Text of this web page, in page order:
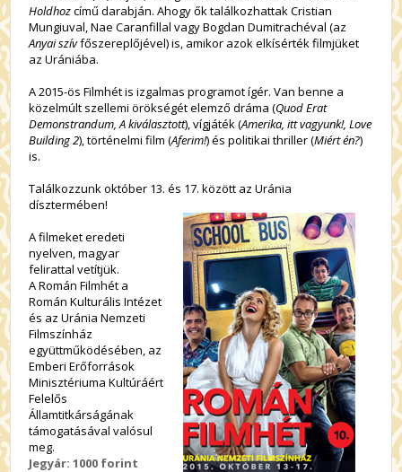
Holdhozcímű darabján. Ahogy ők találkozhattak Cristian
Mungiuval, Nae Caranfillal vagy Bogdan Dumitrachéval (az
Anyai szívfőszereplőjével) is, amikor azok elkísérték filmjüket
az Urániába.
A 2015-ös Filmhét is izgalmas programot ígér. Van benne a
közelmúlt szellemi örökségét elemző dráma (Quod Erat
Demonstrandum, A kiválasztott), vígjáték (Amerika, itt vagyunk!, Love
Building 2), történelmi film (Aferim!) és politikai thriller (Miért én?)
is.
Találkozzunk október 13. és 17. között az Uránia
dísztermében!
A filmeket eredeti
nyelven, magyar
felirattal vetítjük.
A Román Filmhét a
Román Kulturális Intézet
és az Uránia Nemzeti
Filmszínház
együttműködésében, az
Emberi Erőforrások
Minisztériuma Kultúráért
Felelős
Államtitkárságának
támogatásával valósul
meg.
Jegyár: 1000 forint